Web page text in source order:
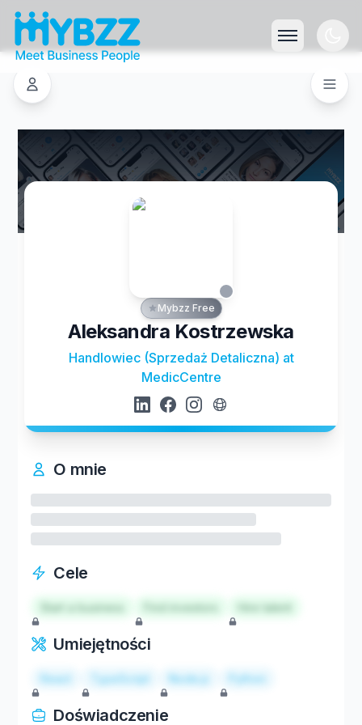
Mybzz Free
Aleksandra Kostrzewska
Handlowiec (Sprzedaż Detaliczna) at
MedicCentre
O mnie
Cele
Start a business Hire talent
Umiejętności
React TypeScript Node.js Python
Doświadczenie